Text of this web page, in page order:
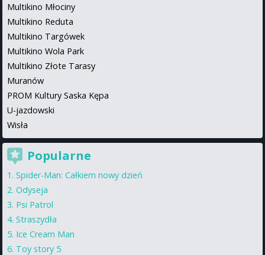
Multikino Młociny
Multikino Reduta
Multikino Targówek
Multikino Wola Park
Multikino Złote Tarasy
Muranów
PROM Kultury Saska Kępa
U-jazdowski
Wisła
Popularne
Spider-Man: Całkiem nowy dzień
Odyseja
Psi Patrol
Straszydła
Ice Cream Man
Toy story 5